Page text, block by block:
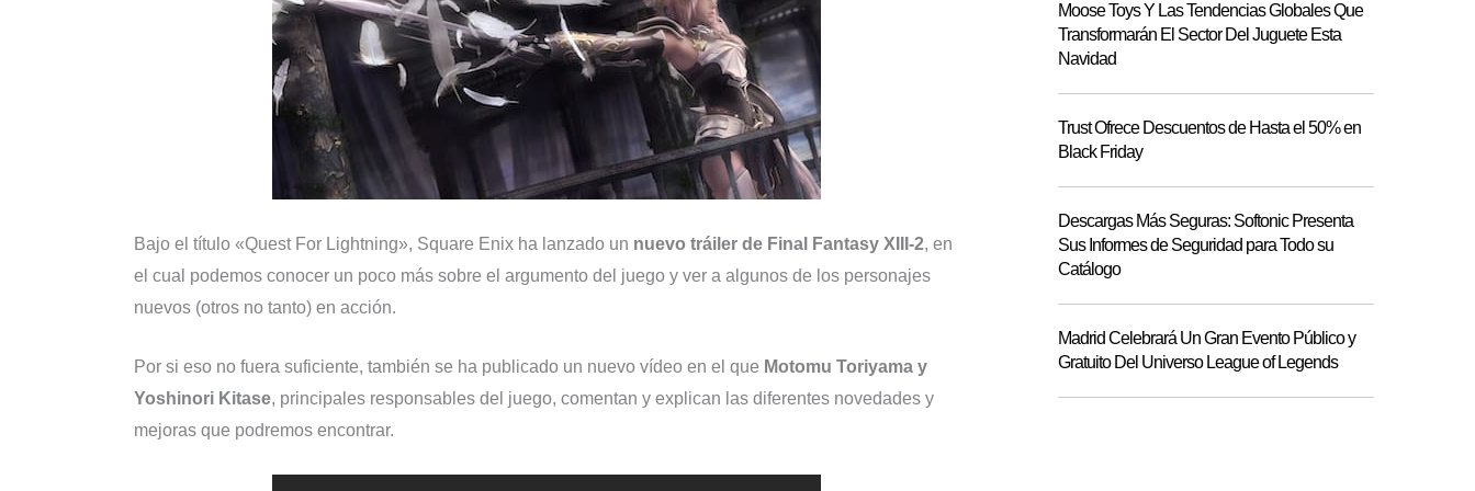
Bajo el título «Quest For Lightning», Square Enix ha lanzado un nuevo tráiler de Final Fantasy XIII-2, en
el cual podemos conocer un poco más sobre el argumento del juego y ver a algunos de los personajes
nuevos (otros no tanto) en acción.
Por si eso no fuera suficiente, también se ha publicado un nuevo vídeo en el que Motomu Toriyama y
Yoshinori Kitase, principales responsables del juego, comentan y explican las diferentes novedades y
mejoras que podremos encontrar.
Moose Toys Y Las Tendencias Globales Que
Transformarán El Sector Del Juguete Esta
Navidad
Trust Ofrece Descuentos de Hasta el 50% en
Black Friday
Descargas Más Seguras: Softonic Presenta
Sus Informes de Seguridad para Todo su
Catálogo
Madrid Celebrará Un Gran Evento Público y
Gratuito Del Universo League of Legends